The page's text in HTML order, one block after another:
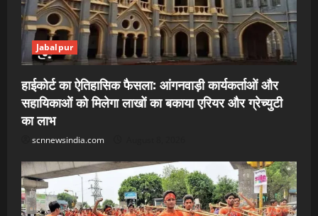
Jabalpur
हाईकोर्ट का ऐतिहासिक फैसला: आंगनवाड़ी कार्यकर्ताओं और
सहायिकाओं को मिलेगा लाखों का बकाया एरियर और ग्रेच्युटी
का लाभ
scnnewsindia.com